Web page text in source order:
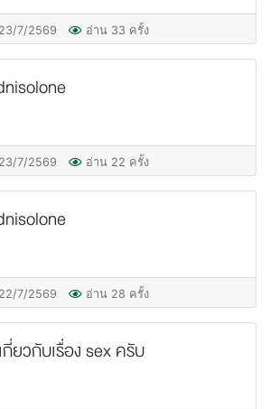
23/7/2569 อ่าน 33 ครั้ง
23/7/2569 อ่าน 22 ครั้ง
22/7/2569 อ่าน 28 ครั้ง
ยวกับเรื่อง sex ครับ